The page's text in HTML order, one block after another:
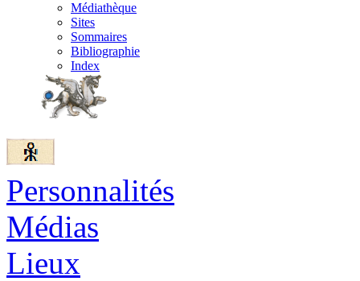
Médiathèque
Sites
Sommaires
Bibliographie
Index
Personnalités
Médias
Lieux